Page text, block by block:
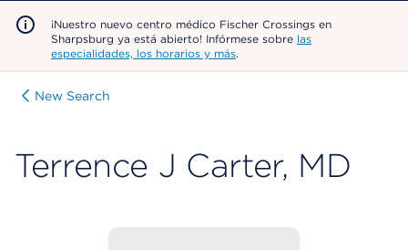
¡Nuestro nuevo centro médico Fischer Crossings en
Sharpsburg ya está abierto! Infórmese sobre las
especialidades, los horarios y más.
New Search
Terrence J Carter, MD